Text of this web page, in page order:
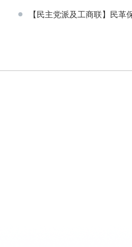
【民主党派及工商联】民革